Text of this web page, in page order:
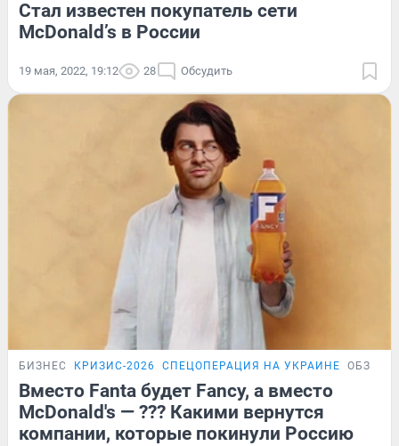
Стал известен покупатель сети
McDonald’s в России
19 мая, 2022, 19:12 28 Обсудить
БИЗНЕС КРИЗИС-2026 СПЕЦОПЕРАЦИЯ НА УКРАИНЕ ОБЗОР
Вместо Fanta будет Fancy, а вместо
McDonald's — ??? Какими вернутся
компании, которые покинули Россию